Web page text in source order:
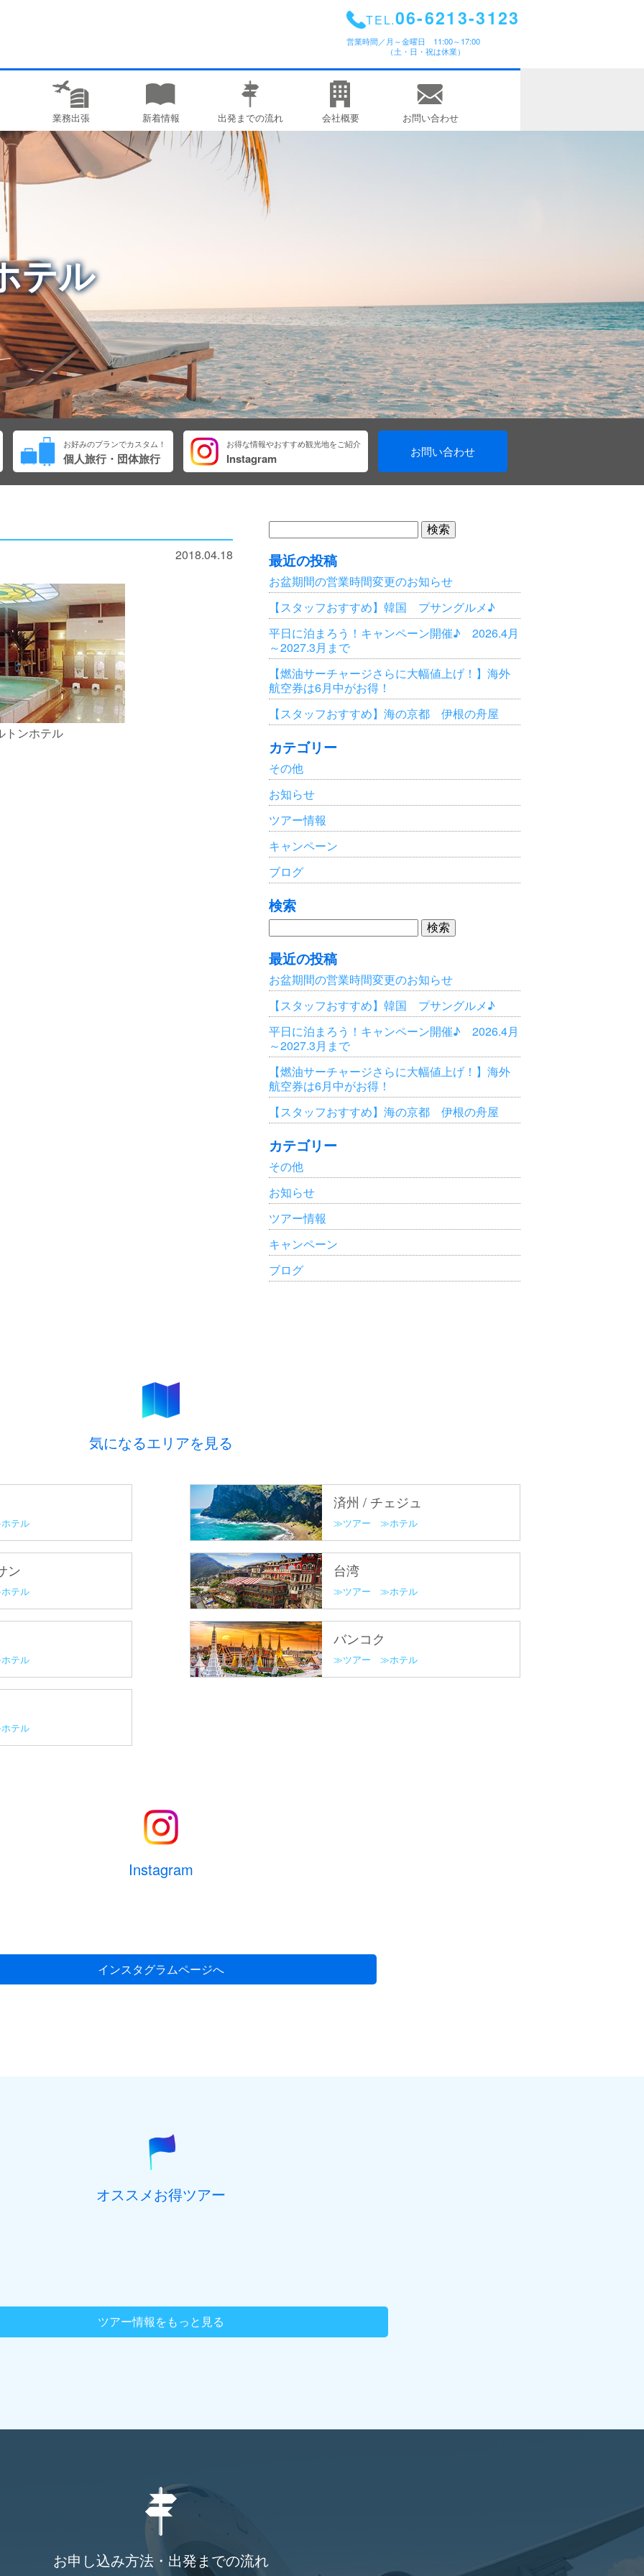
TEL.06-6213-3123
営業時間／ 月～金曜日 11:00～17:00
（土・日・祝は休業）
業務出張 新着情報 出発までの流れ 会社概要 お問い合わせ
テル
お好みのプランでカスタム！
個人旅行・団体旅行
お得な情報やおすすめ観光地をご紹介
Instagram お問い合わせ
2018.04.18
トンホテル
検
索:
最近の投稿
お盆期間の営業時間変更のお知らせ
【スタッフおすすめ】韓国 プサングルメ♪
平日に泊まろう！キャンペーン開催♪ 2026.4月
～2027.3月まで
【燃油サーチャージさらに大幅値上げ！】海外
航空券は6月中がお得！
【スタッフおすすめ】海の京都 伊根の舟屋
カテゴリー
その他
お知らせ
ツアー情報
キャンペーン
ブログ
検索
検
索:
最近の投稿
お盆期間の営業時間変更のお知らせ
【スタッフおすすめ】韓国 プサングルメ♪
平日に泊まろう！キャンペーン開催♪ 2026.4月
～2027.3月まで
【燃油サーチャージさらに大幅値上げ！】海外
航空券は6月中がお得！
【スタッフおすすめ】海の京都 伊根の舟屋
カテゴリー
その他
お知らせ
ツアー情報
キャンペーン
ブログ
気になるエリアを見る
ホテル
済州 / チェジュ
ツアー ホテル
ン
ホテル
台湾
ツアー ホテル
ホテル
バンコク
ツアー ホテル
ホテル
Instagram
インスタグラムページへ
オススメお得ツアー
ツアー情報をもっと見る
お申し込み方法・出発までの流れ